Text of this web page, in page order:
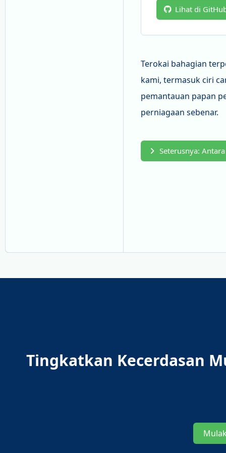
Lihat di
Terokai bahagian
kami, termasuk ciri
pemantauan papan
perniagaan sebenar.
Seterusnya:
Tingkatkan Kecerdasan